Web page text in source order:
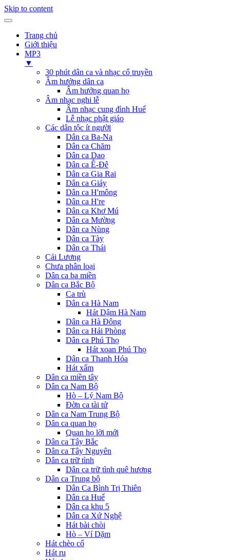
Skip to content
Trang chủ
Giới thiệu
MP3
▼
30 phút dân ca và nhạc cổ truyền
Âm hưởng dân ca
Âm hưởng quan họ
Âm nhạc nghi lễ
Âm nhạc cung đình Huế
Lễ nhạc phật giáo
Các dân tộc ít người
Dân ca Ba-Na
Dân ca Chăm
Dân ca Dao
Dân ca Ê-Đê
Dân ca Gia Rai
Dân ca Giáy
Dân ca H'mông
Dân ca H're
Dân ca Khơ Mú
Dân ca Mường
Dân ca Nùng
Dân ca Tày
Dân ca Thái
Cải Lương
Chưa phân loại
Dân ca ba miền
Dân ca Bắc Bộ
Ca trù
Dân ca Hà Nam
Hát Dậm Hà Nam
Dân ca Hà Đông
Dân ca Hải Phòng
Dân ca Phú Thọ
Hát xoan Phú Thọ
Dân ca Thanh Hóa
Hát xẩm
Dân ca miền tây
Dân ca Nam Bộ
Hò – Lý Nam Bộ
Đờn ca tài tử
Dân ca Nam Trung Bộ
Dân ca quan họ
Quan họ lời mới
Dân ca Tây Bắc
Dân ca Tây Nguyên
Dân ca trữ tình
Dân ca trữ tình quê hương
Dân ca Trung bộ
Dân Ca Bình Trị Thiên
Dân ca Huế
Dân ca khu 5
Dân ca Xứ Nghệ
Hát bài chòi
Hò – Ví Dặm
Hát chèo cổ
Hát ru